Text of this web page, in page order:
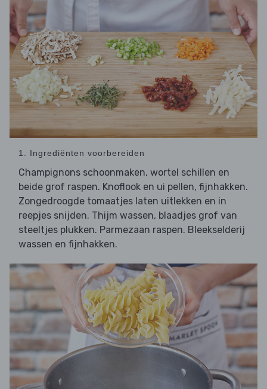
1. Ingrediënten voorbereiden
Champignons schoonmaken, wortel schillen en
beide grof raspen. Knoflook en ui pellen, fijnhakken.
Zongedroogde tomaatjes laten uitlekken en in
reepjes snijden. Thijm wassen, blaadjes grof van
steeltjes plukken. Parmezaan raspen. Bleekselderij
wassen en fijnhakken.